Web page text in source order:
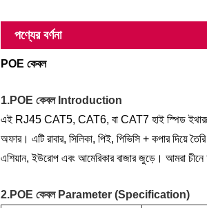
পণ্যের বর্ণনা
POE কেবল
1.POE কেবল Introduction
এই RJ45 CAT5, CAT6, বা CAT7 হাই স্পিড
অফার। এটি রাবার, সিলিকা, পিই, পিভিসি + কপার দিয়ে
এশিয়ান, ইউরোপ এবং আমেরিকার বাজার জুড়ে। আমরা চীনে
2.POE কেবল Parameter (Specification)